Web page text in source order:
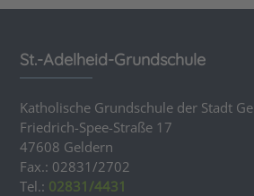
St.-Adelheid-Grundschule
Katholische Grundschule der Stadt
Friedrich-Spee-Straße 17
47608 Geldern
Fax.: 02831/2702
Tel.: 02831/4431